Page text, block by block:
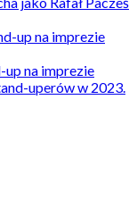
up na imprezie
uperów w 2023.